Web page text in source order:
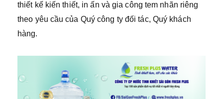
thiết kế kiến thiết, in ấn và gia công tem nhãn riêng
theo yêu cầu của Quý công ty đối tác, Quý khách
hàng.